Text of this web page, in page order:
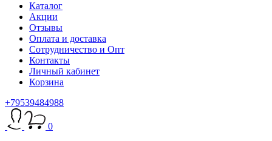
Каталог
Акции
Отзывы
Оплата и доставка
Сотрудничество и Опт
Контакты
Личный кабинет
Корзина
+79539484988
0